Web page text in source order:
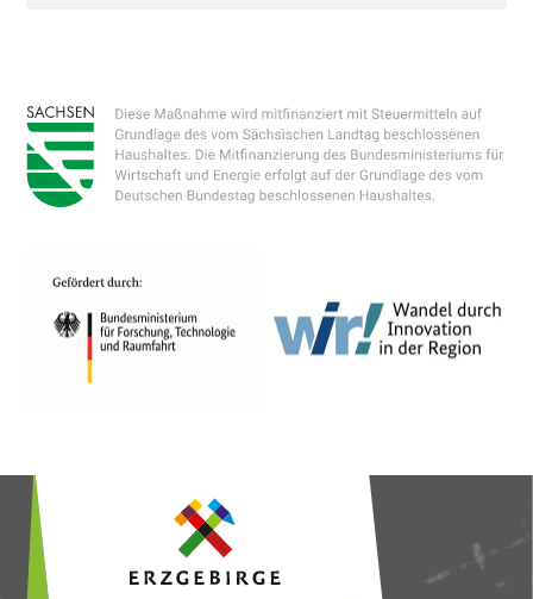
und Werbung entsprechend der
Interessen der Nutzer anzuzeigen. Ich bin
damit einverstanden und kann meine
Einwilligung jederzeit mit Wirkung für die